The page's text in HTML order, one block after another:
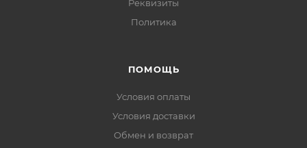
Реквизиты
Политика
ПОМОЩЬ
Условия оплаты
Условия доставки
Обмен и возврат